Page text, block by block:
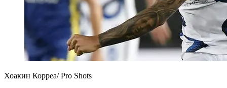
Хоакин Корреа/ Pro Shots